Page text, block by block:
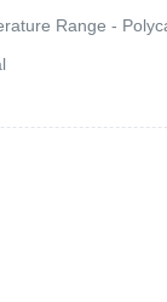
Range -